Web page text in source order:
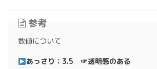
参考
数値について
あっさり：3.5 ☞透明感のある